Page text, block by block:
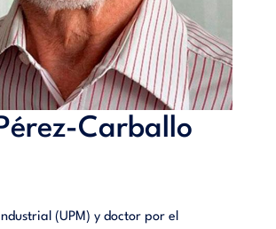
la penalización de los proyectos
el método del descuento de flujos; el
por tramos de riesgo y la utilización de
diferentes en cada tramo; la relevancia
del proyecto y la necesidad de utilizar
cada proyecto; y la consideración en el
que, en general, ofrece todo proyecto
la rentabilidad económica del proyecto y
Carballo
(UPM) y doctor por el